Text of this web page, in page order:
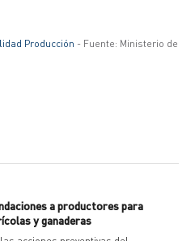
Producción - Fuente: Ministerio de
a productores para
y ganaderas